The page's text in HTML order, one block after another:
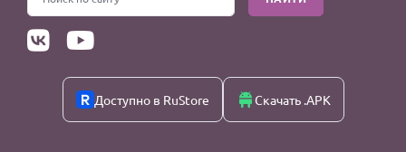
Доступно в RuStore Скачать .APK